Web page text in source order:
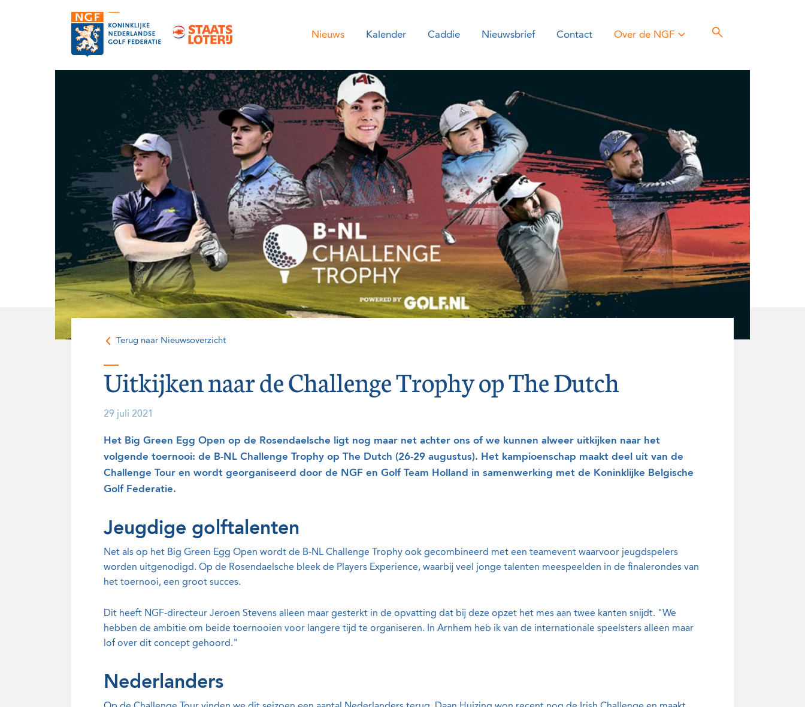
Nieuws Kalender Caddie Nieuwsbrief Contact Over de NGF
Contact
Pers en media
Medewerkers
Organisatie
Vacatures
Strategie, statuten en reglementen
Partners van de NGF
Informatie over de NGF-pas
NGF-verzekeringen
Topgolf
De NGF-competities
Golf in Nederland: feiten en cijfers
Onze historie
Vrijwilligers
Terug naar Nieuwsoverzicht
Uitkijken naar de Challenge Trophy op The Dutch
29 juli 2021
Het Big Green Egg Open op de Rosendaelsche ligt nog maar net achter ons of we kunnen alweer uitkijken naar het
volgende toernooi: de B-NL Challenge Trophy op The Dutch (26-29 augustus). Het kampioenschap maakt deel uit van de
Challenge Tour en wordt georganiseerd door de NGF en Golf Team Holland in samenwerking met de Koninklijke Belgische
Golf Federatie.
Jeugdige golftalenten
Net als op het Big Green Egg Open wordt de B-NL Challenge Trophy ook gecombineerd met een teamevent waarvoor jeugdspelers
worden uitgenodigd. Op de Rosendaelsche bleek de Players Experience, waarbij veel jonge talenten meespeelden in de finalerondes van
het toernooi, een groot succes.
Dit heeft NGF-directeur Jeroen Stevens alleen maar gesterkt in de opvatting dat bij deze opzet het mes aan twee kanten snijdt. "We
hebben de ambitie om beide toernooien voor langere tijd te organiseren. In Arnhem heb ik van de internationale speelsters alleen maar
lof over dit concept gehoord."
Nederlanders